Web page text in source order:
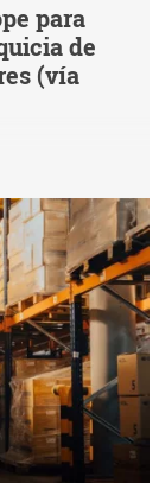
para
de
(vía